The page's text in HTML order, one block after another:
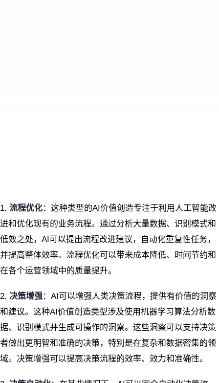
1. 流程优化：这种类型的AI价值创造专注于利用人工智能改
进和优化现有的业务流程。通过分析大量数据、识别模式和
低效之处，AI可以提出流程改进建议，自动化重复性任务，
并提高整体效率。流程优化可以带来成本降低、时间节约和
在各个运营领域中的质量提升。
2. 决策增强 ：AI可以增强人类决策流程，提供有价值的洞察
和建议。这种AI价值创造类型涉及使用机器学习算法分析数
据、识别模式并生成可操作的洞察。这些洞察可以支持决策
者做出更明智和准确的决策，特别是在复杂和数据密集的领
域。决策增强可以提高决策流程的效率、效力和准确性。